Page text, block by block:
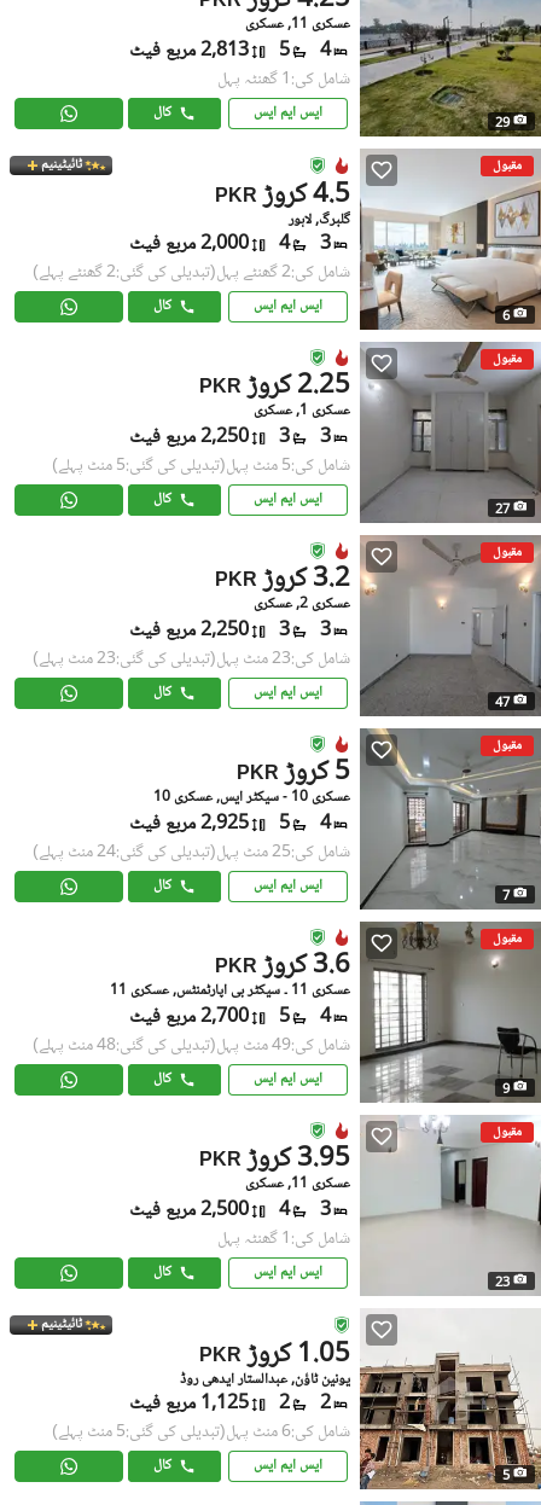
29
عسکری 11, عسکری
4
5 2,813 مربع فیٹ
شامل کی:1 گھنٹہ پہل
ایس ایم ایس کال
مقبول
6
ٹائیٹینیم
PKR 4.5 کروڑ
گلبرگ, لاہور
3
4 2,000 مربع فیٹ
شامل کی:2 گھنٹے پہل (تبدیلی کی گئی:2 گھنٹے پہلے)
ایس ایم ایس کال
مقبول
27
PKR 2.25 کروڑ
عسکری 1, عسکری
3
3 2,250 مربع فیٹ
شامل کی:5 منٹ پہل (تبدیلی کی گئی:5 منٹ پہلے)
ایس ایم ایس کال
مقبول
47
PKR 3.2 کروڑ
عسکری 2, عسکری
3
3 2,250 مربع فیٹ
شامل کی:23 منٹ پہل (تبدیلی کی گئی:23 منٹ پہلے)
ایس ایم ایس کال
مقبول
7
PKR 5 کروڑ
عسکری 10 - سیکٹر ایس, عسکری 10
4
5 2,925 مربع فیٹ
شامل کی:25 منٹ پہل (تبدیلی کی گئی:24 منٹ پہلے)
ایس ایم ایس کال
مقبول
9
PKR 3.6 کروڑ
عسکری 11 ۔ سیکٹر بی اپارٹمنٹس, عسکری 11
4
5 2,700 مربع فیٹ
شامل کی:49 منٹ پہل (تبدیلی کی گئی:48 منٹ پہلے)
ایس ایم ایس کال
مقبول
23
PKR 3.95 کروڑ
عسکری 11, عسکری
3
4 2,500 مربع فیٹ
شامل کی:1 گھنٹہ پہل
ایس ایم ایس کال
5
ٹائیٹینیم
PKR 1.05 کروڑ
یونین ٹاؤن, عبدالستار ایدھی روڈ
2
2 1,125 مربع فیٹ
شامل کی:6 منٹ پہل (تبدیلی کی گئی:5 منٹ پہلے)
ایس ایم ایس کال